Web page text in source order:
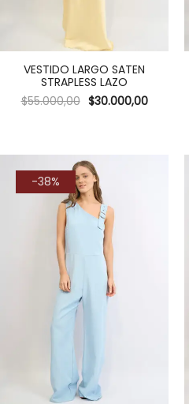
VESTIDO LARGO SATEN
STRAPLESS LAZO
$55.000,00 $30.000,00
-38%